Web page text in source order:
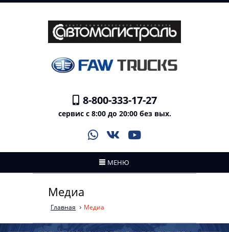
8-800-333-17-27
сервис с 8:00 до 20:00 без вых.
МЕНЮ
Медиа
Главная Медиа